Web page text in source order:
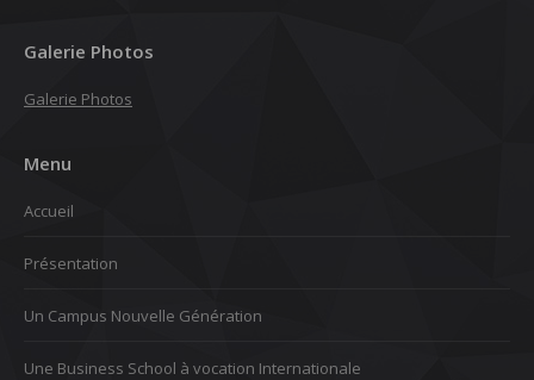
Galerie Photos
Galerie Photos
Menu
Accueil
Présentation
Un Campus Nouvelle Génération
Une Business School à vocation Internationale